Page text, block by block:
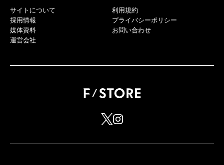
サイトについて
採用情報
媒体資料
運営会社
利用規約
プライバシーポリシー
お問い合わせ